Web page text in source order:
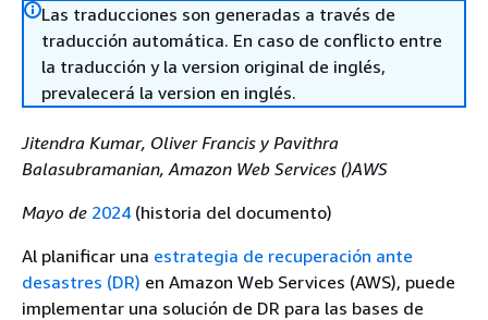
Las traducciones son generadas a través de
traducción automática. En caso de conflicto entre
la traducción y la version original de inglés,
prevalecerá la version en inglés.
Jitendra Kumar, Oliver Francis y Pavithra
Balasubramanian, Amazon Web Services ()AWS
Mayo de 2024 (historia del documento)
Al planificar una estrategia de recuperación ante
desastres (DR) en Amazon Web Services (AWS), puede
implementar una solución de DR para las bases de